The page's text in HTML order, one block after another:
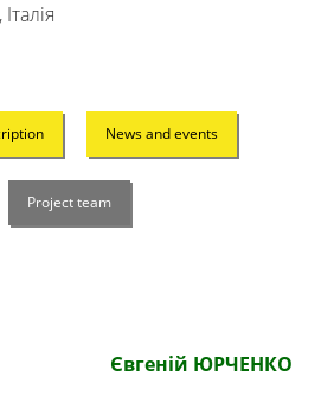
News and events
Project team
Євгеній ЮРЧЕНКО